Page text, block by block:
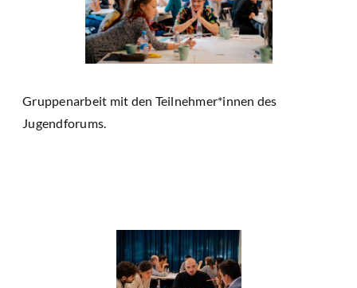
Gruppenarbeit mit den Teilnehmer*innen des
Jugendforums.